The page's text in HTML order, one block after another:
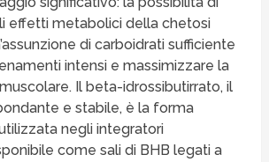
effetti metabolici della chetosi
di carboidrati sufficiente
intensi e massimizzare la
Il beta-idrossibutirrato, il
e stabile, è la forma
negli integratori
come sali di BHB legati a